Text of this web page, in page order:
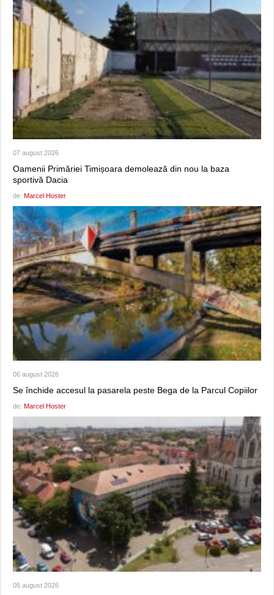
07 august 2026
Oamenii Primăriei Timișoara demolează din nou la baza
sportivă Dacia
de: Marcel Hoster
06 august 2026
Se închide accesul la pasarela peste Bega de la Parcul Copiilor
de: Marcel Hoster
05 august 2026